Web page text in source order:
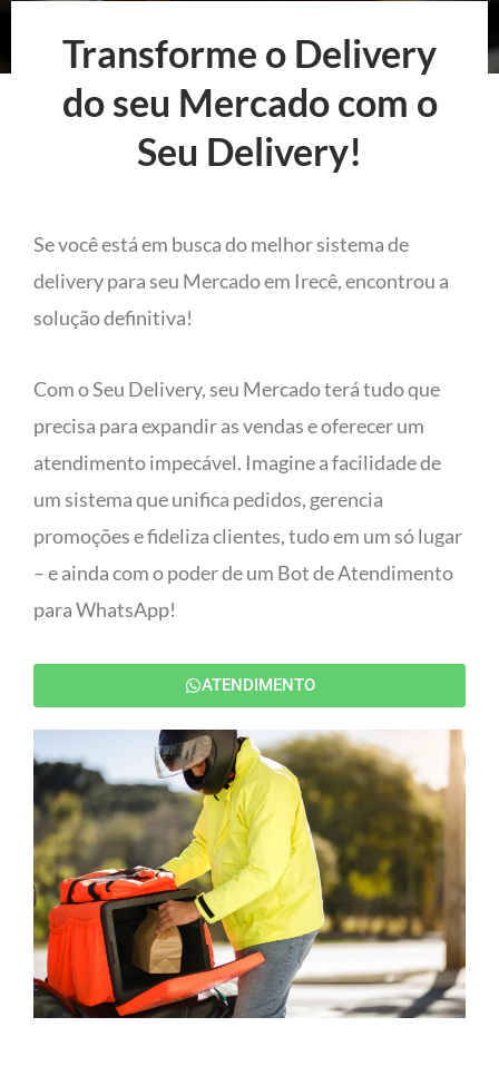
Transforme o Delivery
do seu Mercado com o
Seu Delivery!
Se você está em busca do melhor sistema de
delivery para seu Mercado em Irecê, encontrou a
solução definitiva!
Com o Seu Delivery, seu Mercado terá tudo que
precisa para expandir as vendas e oferecer um
atendimento impecável. Imagine a facilidade de
um sistema que unifica pedidos, gerencia
promoções e fideliza clientes, tudo em um só lugar
– e ainda com o poder de um Bot de Atendimento
para WhatsApp!
ATENDIMENTO